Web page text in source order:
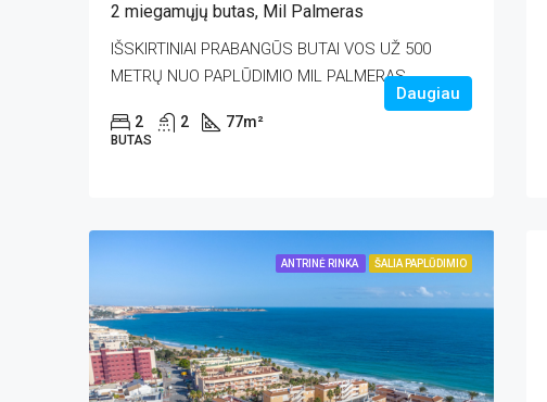
2 miegamųjų butas, Mil Palmeras
IŠSKIRTINIAI PRABANGŪS BUTAI VOS UŽ 500
METRŲ NUO PAPLŪDIMIO MIL PALMERAS...
2 2 77m²
BUTAS
Daugiau
ANTRINĖ RINKA ŠALIA PAPLŪDIMIO